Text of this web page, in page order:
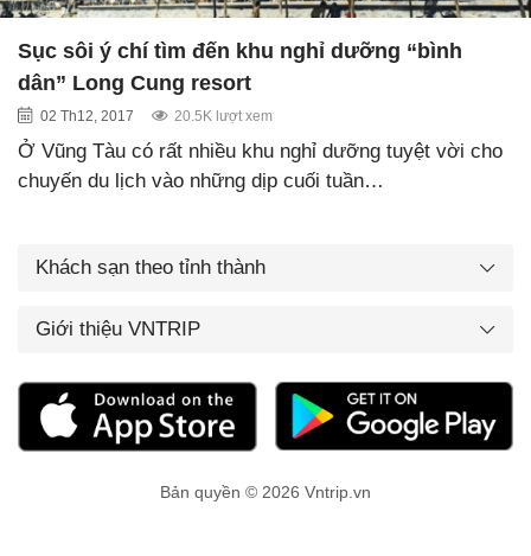
Sục sôi ý chí tìm đến khu nghỉ dưỡng “bình
dân” Long Cung resort
02 Th12, 2017 20.5K lượt xem
Ở Vũng Tàu có rất nhiều khu nghỉ dưỡng tuyệt vời cho
chuyến du lịch vào những dịp cuối tuần…
Khách sạn theo tỉnh thành
Giới thiệu VNTRIP
Bản quyền © 2026 Vntrip.vn